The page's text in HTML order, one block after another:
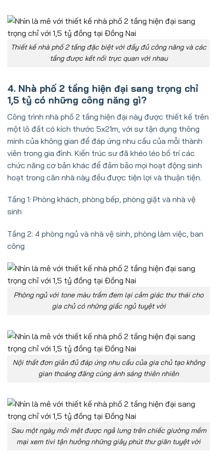
Thiết kế nhà phố 2 tầng đặc biệt với đầy đủ công năng và các
tầng được kết nối trực quan với nhau
4. Nhà phố 2 tầng hiện đại sang trọng chỉ
1,5 tỷ có những công năng gì?
Công trình nhà phố 2 tầng hiện đại này được thiết kế trên
một lô đất có kích thước 5x21m, với sự tận dụng thông
minh của không gian để đáp ứng nhu cầu của mỗi thành
viên trong gia đình. Kiến trúc sư đã khéo léo bố trí các
chức năng cơ bản khác để đảm bảo mọi hoạt động sinh
hoạt trong căn nhà này đều được tiện lợi và thuận tiện.
Tầng 1: Phòng khách, phòng bếp, phòng giặt và nhà vệ
sinh
Tầng 2: 4 phòng ngủ và nhà vệ sinh, phòng làm việc, ban
công
Phòng ngủ với tone màu trầm đem lại cảm giác thư thái cho
gia chủ có những giấc ngủ tuyệt vời
Nội thất đơn giản đủ đáp ứng nhu cầu của gia chủ tạo không
gian thoáng đãng cùng ánh sáng thiên nhiên
Sau một ngày mỏi mệt được ngả lưng trên chiếc giường mềm
mại xem tivi tận hưởng những giây phút thư giãn tuyệt vời